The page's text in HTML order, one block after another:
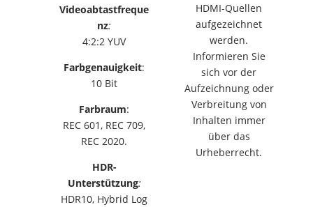
Videoabtastfreque
nz:
4:2:2 YUV
Farbgenauigkeit:
10 Bit
Farbraum:
REC 601, REC 709,
REC 2020.
HDR-
Unterstützung:
HDR10, Hybrid Log
HDMI-Quellen
aufgezeichnet
werden.
Informieren Sie
sich vor der
Aufzeichnung oder
Verbreitung von
Inhalten immer
über das
Urheberrecht.